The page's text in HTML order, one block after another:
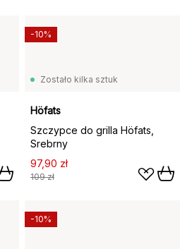
Zostało kilka sztuk
Höfats
Szczypce do grilla Höfats,
Srebrny
97,90 zł
109 zł
-10%
-10%